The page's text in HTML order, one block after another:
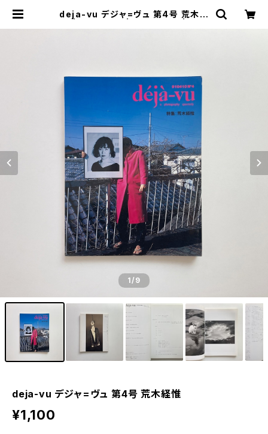
deja-vu デジャ=ヴュ 第4号 荒木経
1/9
deja-vu デジャ=ヴュ 第4号 荒木経惟
¥1,100